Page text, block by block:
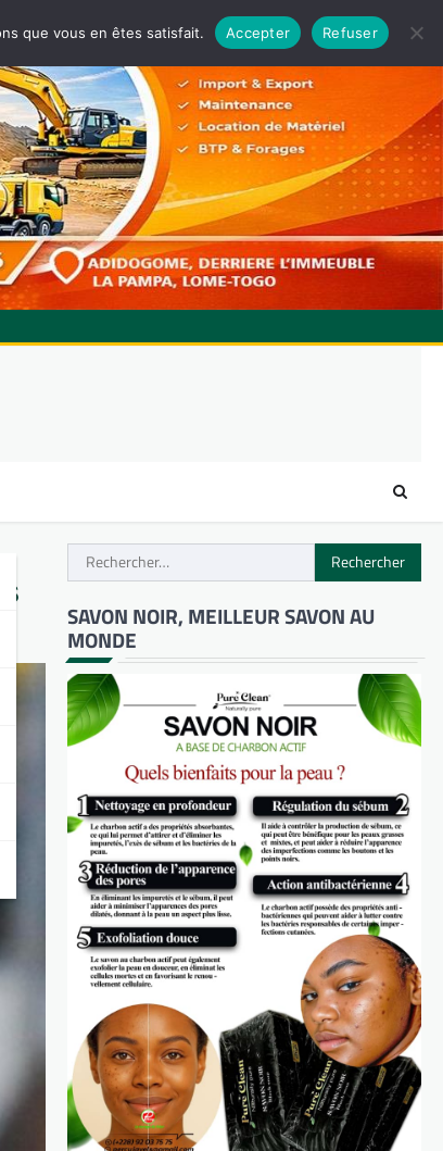
Rechercher :
SAVON NOIR, MEILLEUR SAVON AU
MONDE
que vous en êtes satisfait. Accepter Refuser